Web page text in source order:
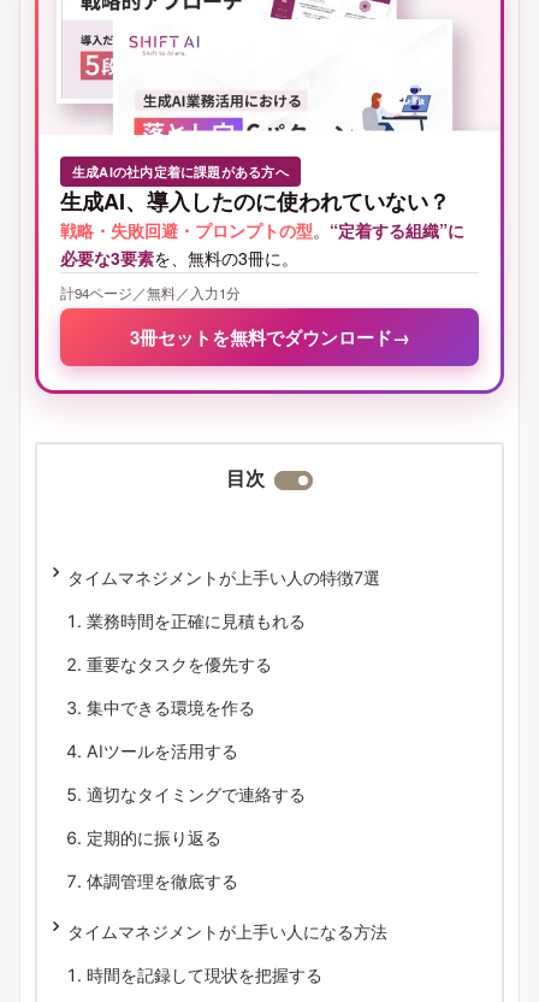
生成AIの社内定着に課題がある方へ
生成AI、導入したのに使われていない？
戦略・失敗回避・プロンプトの型。 “定着する組織”に
必要な3要素を、無料の3冊に。
計94ページ／無料／入力1分
3冊セットを無料でダウンロード→
目次
タイムマネジメントが上手い人の特徴7選
業務時間を正確に見積もれる
重要なタスクを優先する
集中できる環境を作る
AIツールを活用する
適切なタイミングで連絡する
定期的に振り返る
体調管理を徹底する
タイムマネジメントが上手い人になる方法
時間を記録して現状を把握する